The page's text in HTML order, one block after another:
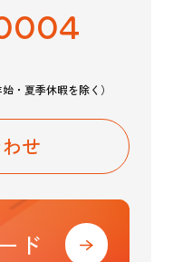
・夏季休暇を除く）
せ
ド